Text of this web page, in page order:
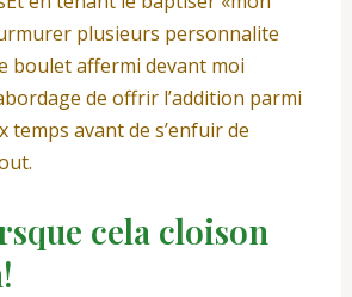
plusieurs personnalite
boulet affermi devant moi
de offrir l’addition parmi
temps avant de s’enfuir de
cela cloison